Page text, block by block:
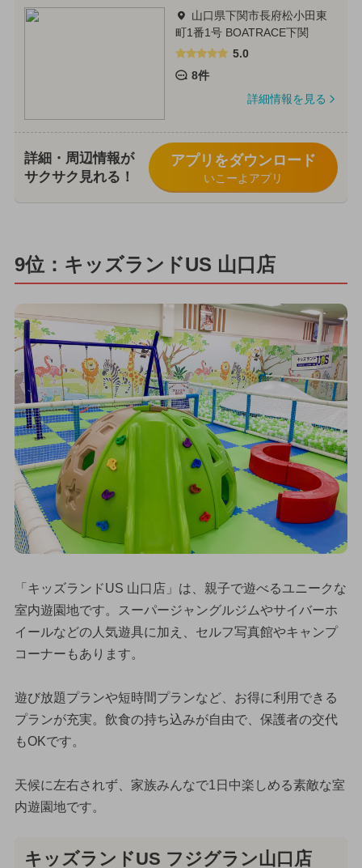
山口県下関市長府松小田東
町1番1号 BOATRACE下関
5.0
8件
詳細情報を見る
詳細・周辺情報が
サクサク見れる！
アプリをダウンロード
いこーよアプリ
9位：キッズランドUS 山口店
「キッズランドUS 山口店」は、親子で遊べるユニークな
室内遊園地です。スーパージャングルジムやサイバーホ
イールなどの人気遊具に加え、セルフ写真館やキャンプ
コーナーもあります。
遊び放題プランや短時間プランなど、お得に利用できる
プランが充実。飲食の持ち込みが自由で、保護者の交代
もOKです。
天候に左右されず、家族みんなで1日中楽しめる素敵な室
内遊園地です。
キッズランドUS フジグラン山口店